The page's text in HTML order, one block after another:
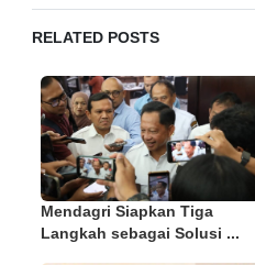
RELATED POSTS
Mendagri Siapkan Tiga
Langkah sebagai Solusi ...